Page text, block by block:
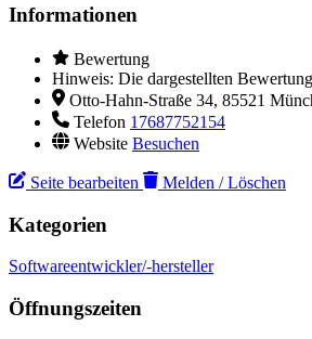
Informationen
Bewertung
Hinweis: Die dargestellten
Otto-Hahn-Straße 34, 85521
Telefon 17687752154
Website Besuchen
Seite bearbeiten Melden / Löschen
Kategorien
Softwareentwickler/-hersteller
Öffnungszeiten